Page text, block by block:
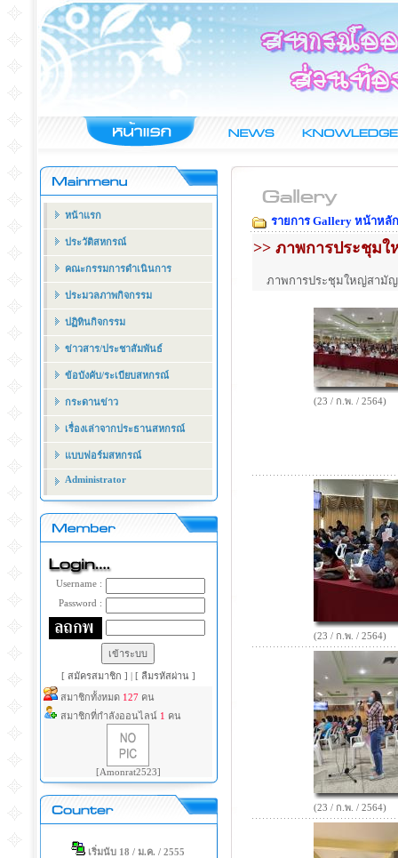
หน้าแรก
ประวัติสหกรณ์
คณะกรรมการดำเนินการ
ประมวลภาพกิจกรรม
ปฏิทินกิจกรรม
ข่าวสาร/ประชาสัมพันธ์
ข้อบังคับ/ระเบียบสหกรณ์
กระดานข่าว
เรื่องเล่าจากประธานสหกรณ์
แบบฟอร์มสหกรณ์
Administrator
Username :
Password :
[ สมัครสมาชิก ] | [ ลืมรหัสผ่าน ]
สมาชิกทั้งหมด 127 คน
สมาชิกที่กำลังออนไลน์ 1 คน
[Amonrat2523]
เริ่มนับ 18 / ม.ค. / 2555
รายการ Gallery หน้าหลัก
>> ภาพการประชุมใ
ภาพการประชุมใหญ่สามัญ
(23 / ก.พ. / 2564)
(23 / ก.พ. / 2564)
(23 / ก.พ. / 2564)